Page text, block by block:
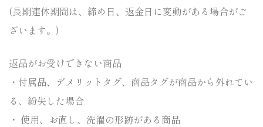
(長期連休期間は、締め日、 返金日に変動がある場合がご
ざいます。)
返品がお受けできない商品
・付属品、デメリットタグ、商品タグが商品から外れてい
る、 紛失した場合
・ 使用、お直し、洗濯の形跡がある商品